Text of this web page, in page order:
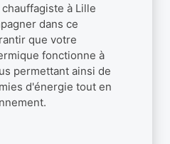
à Lille
dans ce
que votre
fonctionne à
permettant ainsi de
d'énergie tout en